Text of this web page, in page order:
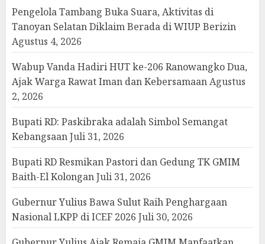
Pengelola Tambang Buka Suara, Aktivitas di
Tanoyan Selatan Diklaim Berada di WIUP Berizin
Agustus 4, 2026
Wabup Vanda Hadiri HUT ke-206 Ranowangko Dua,
Ajak Warga Rawat Iman dan KebersamaanAgustus
2, 2026
Bupati RD: Paskibraka adalah Simbol Semangat
KebangsaanJuli 31, 2026
Bupati RD Resmikan Pastori dan Gedung TK GMIM
Baith-El KolonganJuli 31, 2026
Gubernur Yulius Bawa Sulut Raih Penghargaan
Nasional LKPP di ICEF 2026 Juli 30, 2026